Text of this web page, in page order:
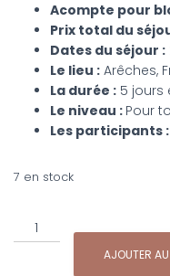
Acompte pour
Prix total du
Dates du séjour :
Le lieu : Arêches,
La durée : 5 jours
Le niveau : Pour
Les participants :
7 en stock
quantité
de
AJOUTER AU